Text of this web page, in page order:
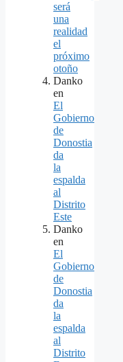
será
una
realidad
el
próximo
otoño
Danko
en
El
Gobierno
de
Donostia
da
la
espalda
al
Distrito
Este
Danko
en
El
Gobierno
de
Donostia
da
la
espalda
al
Distrito